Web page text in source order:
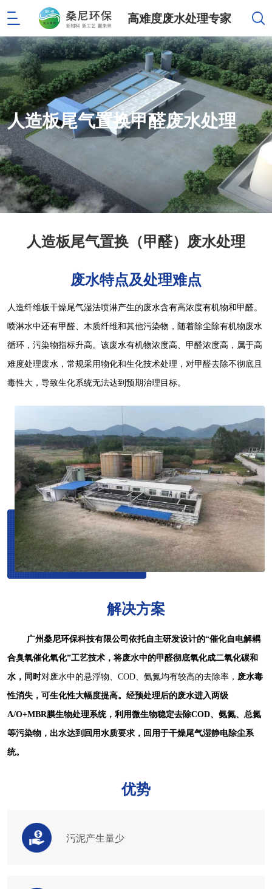
高难度废水处理专家
人造板尾气置换甲醛废水处理
人造板尾气置换（甲醛）废水处理
废水特点及处理难点
人造纤维板干燥尾气湿法喷淋产生的废水含有高浓度有机物和甲醛。
喷淋水中还有甲醛、木质纤维和其他污染物，随着除尘除有机物废水
循环，污染物指标升高。该废水有机物浓度高、甲醛浓度高，属于高
难度处理废水，常规采用物化和生化技术处理，对甲醛去除不彻底且
毒性大，导致生化系统无法达到预期治理目标。
解决方案
广州桑尼环保科技有限公司依托自主研发设计的“催化自电解耦
合臭氧催化氧化”工艺技术，将废水中的甲醛彻底氧化成二氧化碳和
水，同时对废水中的悬浮物、COD、氨氮均有较高的去除率， 废水毒
性消失，可生化性大幅度提高。经预处理后的废水进入两级
A/O+MBR膜生物处理系统，利用微生物稳定去除COD、氨氮、总氮
等污染物，出水达到回用水质要求，回用于干燥尾气湿静电除尘系
统。
优势
污泥产生量少